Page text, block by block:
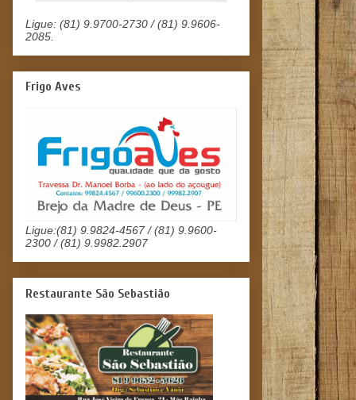
Ligue: (81) 9.9700-2730 / (81) 9.9606-
2085.
Frigo Aves
Ligue:(81) 9.9824-4567 / (81) 9.9600-
2300 / (81) 9.9982.2907
Restaurante São Sebastião